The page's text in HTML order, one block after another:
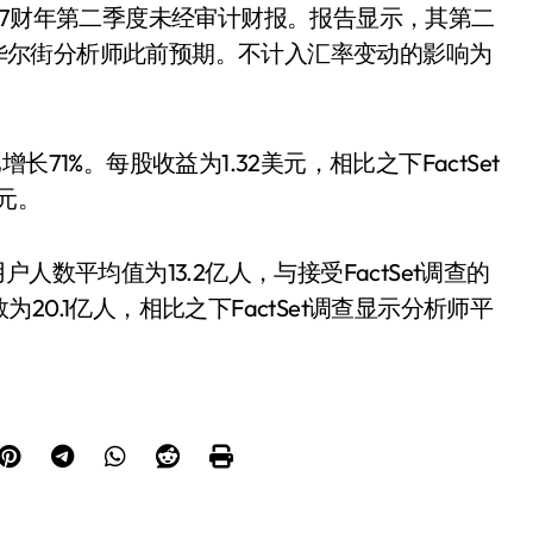
年第二季度未经审计财报。报告显示，其第二
街分析师此前预期。不计入汇率变动的影响为
长71%。每股收益为1.32美元，相比之下FactSet
人数平均值为13.2亿人，与接受FactSet调查的
20.1亿人，相比之下FactSet调查显示分析师平